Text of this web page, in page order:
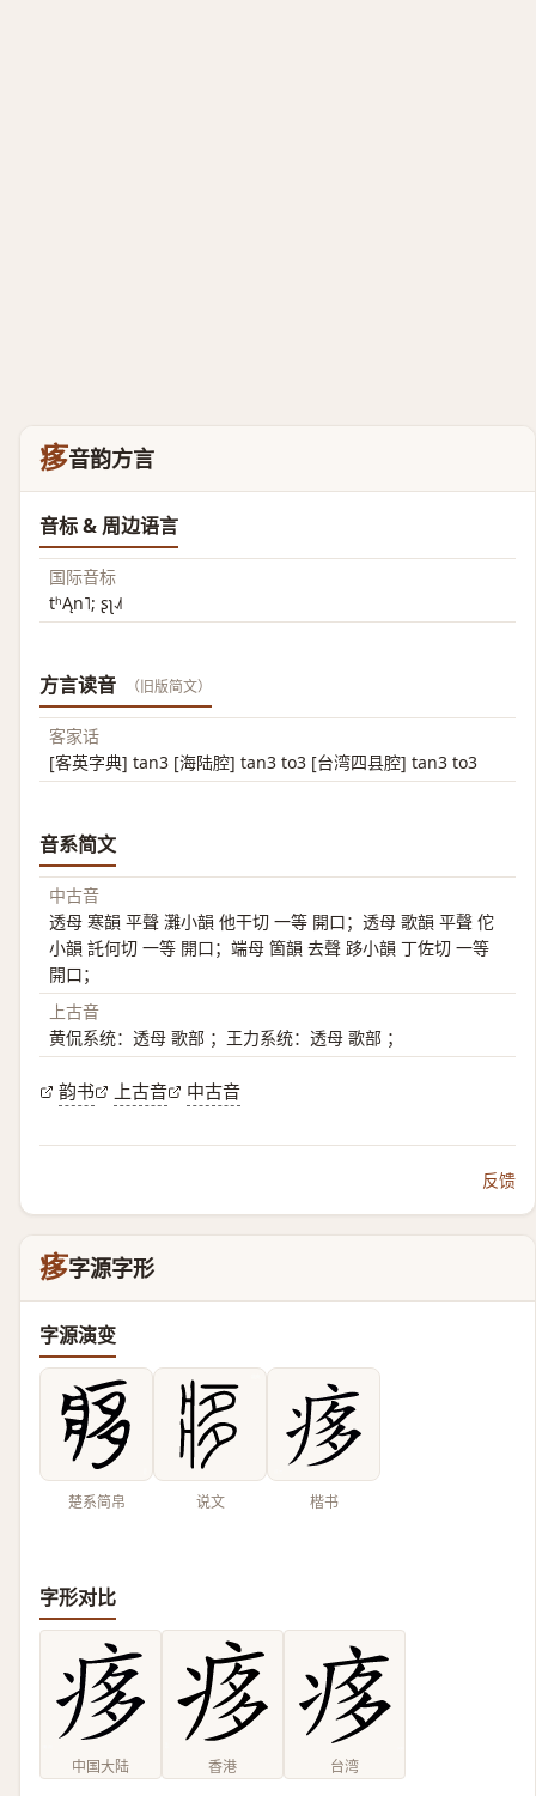
痑音韵方言
音标 & 周边语言
国际音标
tʰĄn˥; ʂʅ˨˩˦
方言读音 （旧版简文）
客家话
[客英字典] tan3 [海陆腔] tan3 to3 [台湾四县腔] tan3 to3
音系简文
中古音
透母 寒韻 平聲 灘小韻 他干切 一等 開口；透母 歌韻 平聲 佗
小韻 託何切 一等 開口；端母 箇韻 去聲 跢小韻 丁佐切 一等
開口；
上古音
黄侃系统：透母 歌部 ；王力系统：透母 歌部 ；
韵书 上古音 中古音
反馈
痑字源字形
字源演变
楚系简帛 说文 楷书
字形对比
中国大陆 香港 台湾